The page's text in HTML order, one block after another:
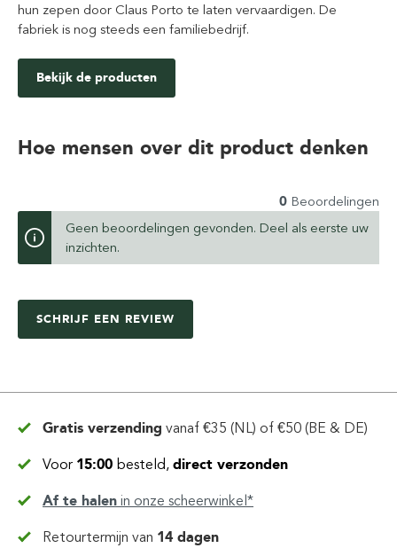
hun zepen door Claus Porto te laten vervaardigen. De
fabriek is nog steeds een familiebedrijf.
Bekijk de producten
Hoe mensen over dit product denken
0 Beoordelingen
Geen beoordelingen gevonden. Deel als eerste uw
inzichten.
SCHRIJF EEN REVIEW
Gratis verzending vanaf €35 (NL) of €50 (BE & DE)
Voor 15:00 besteld, direct verzonden
Af te halen in onze scheerwinkel*
Retourtermijn van 14 dagen